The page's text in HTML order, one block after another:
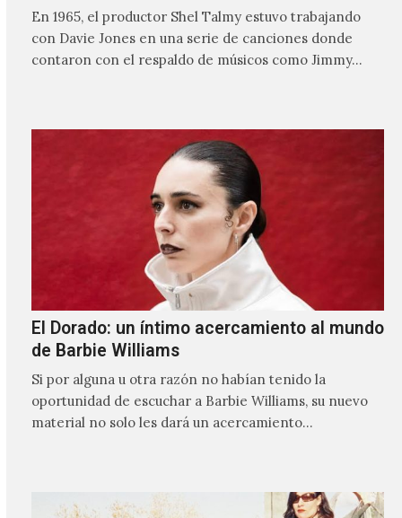
En 1965, el productor Shel Talmy estuvo trabajando
con Davie Jones en una serie de canciones donde
contaron con el respaldo de músicos como Jimmy…
El Dorado: un íntimo acercamiento al mundo
de Barbie Williams
Si por alguna u otra razón no habían tenido la
oportunidad de escuchar a Barbie Williams, su nuevo
material no solo les dará un acercamiento…